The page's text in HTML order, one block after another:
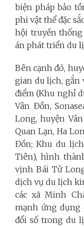
biện pháp bảo
phi vật thể đặc
hội truyền
án phát triển du
Bên cạnh đó,
gian du lịch, gắn
điểm (Khu nghỉ
Vân Đồn,
Long, huyện
Quan Lạn, Ha
Đồn; Khu du
Tiên), hình
vịnh Bái Tử
dịch vụ du lịch
các xã Minh
mạnh ứng dụng
đổi số trong du